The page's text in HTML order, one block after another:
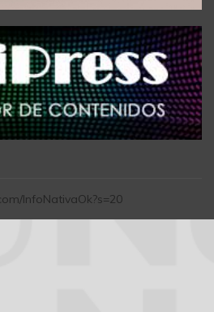
InfoNativaOk?s=20